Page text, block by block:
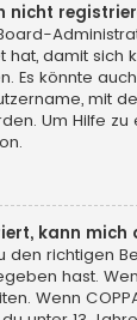
nicht
damit sich
Es könnte
mit
Um Hilfe
kann mich
den richtigen
hast.
Wenn